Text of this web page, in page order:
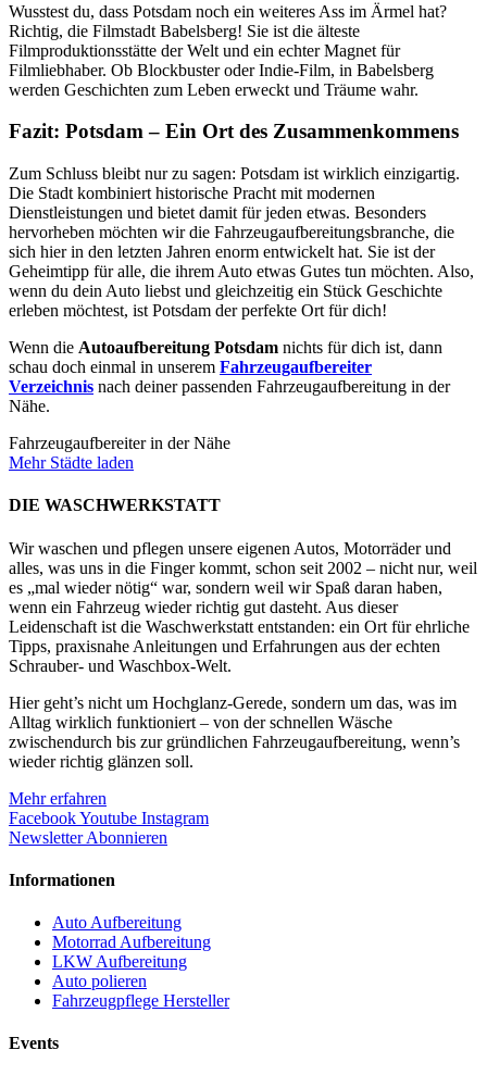
Wusstest du, dass Potsdam noch ein weiteres Ass im Ärmel hat?
Richtig, die Filmstadt Babelsberg! Sie ist die älteste
Filmproduktionsstätte der Welt und ein echter Magnet für
Filmliebhaber. Ob Blockbuster oder Indie-Film, in Babelsberg
werden Geschichten zum Leben erweckt und Träume wahr.
Fazit: Potsdam – Ein Ort des Zusammenkommens
Zum Schluss bleibt nur zu sagen: Potsdam ist wirklich einzigartig.
Die Stadt kombiniert historische Pracht mit modernen
Dienstleistungen und bietet damit für jeden etwas. Besonders
hervorheben möchten wir die Fahrzeugaufbereitungsbranche, die
sich hier in den letzten Jahren enorm entwickelt hat. Sie ist der
Geheimtipp für alle, die ihrem Auto etwas Gutes tun möchten. Also,
wenn du dein Auto liebst und gleichzeitig ein Stück Geschichte
erleben möchtest, ist Potsdam der perfekte Ort für dich!
Wenn die Autoaufbereitung Potsdam nichts für dich ist, dann
schau doch einmal in unserem Fahrzeugaufbereiter
Verzeichnis nach deiner passenden Fahrzeugaufbereitung in der
Nähe.
Fahrzeugaufbereiter in der Nähe
Mehr Städte laden
DIE WASCHWERKSTATT
Wir waschen und pflegen unsere eigenen Autos, Motorräder und
alles, was uns in die Finger kommt, schon seit 2002 – nicht nur, weil
es „mal wieder nötig“ war, sondern weil wir Spaß daran haben,
wenn ein Fahrzeug wieder richtig gut dasteht. Aus dieser
Leidenschaft ist die Waschwerkstatt entstanden: ein Ort für ehrliche
Tipps, praxisnahe Anleitungen und Erfahrungen aus der echten
Schrauber- und Waschbox-Welt.
Hier geht’s nicht um Hochglanz-Gerede, sondern um das, was im
Alltag wirklich funktioniert – von der schnellen Wäsche
zwischendurch bis zur gründlichen Fahrzeugaufbereitung, wenn’s
wieder richtig glänzen soll.
Mehr erfahren
FacebookYoutube Instagram
Newsletter Abonnieren
Informationen
Auto Aufbereitung
Motorrad Aufbereitung
LKW Aufbereitung
Auto polieren
Fahrzeugpflege Hersteller
Events